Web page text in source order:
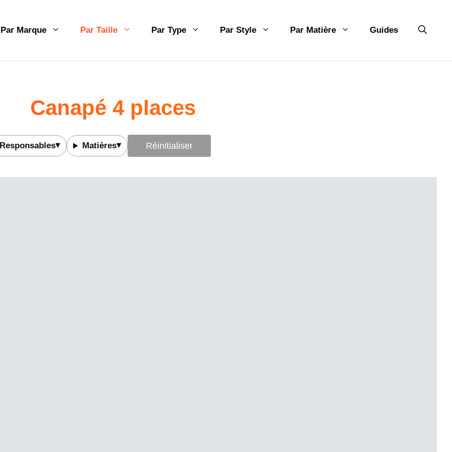
Par Marque Par Taille Par Type Par Style Par Matière Guides
Canapé 4 places
Responsables Matières Réinitialiser